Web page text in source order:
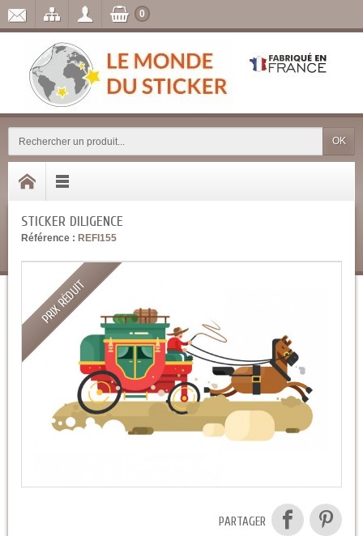
OK
0
STICKER DILIGENCE
Référence : REFI155
PRIX RÉDUIT
PARTAGER